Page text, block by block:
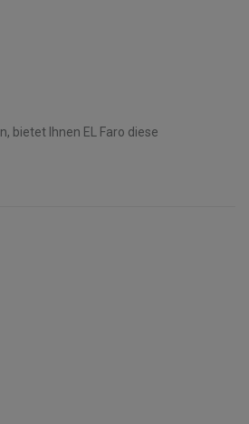
bietet Ihnen EL Faro diese